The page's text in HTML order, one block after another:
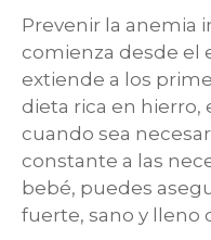
Prevenir la anemia
comienza desde el
extiende a los
dieta rica en hierro,
cuando sea
constante a las
bebé, puedes
fuerte, sano y lleno